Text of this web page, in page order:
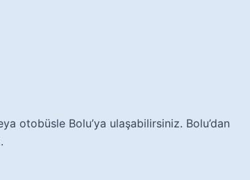
otobüsle Bolu’ya ulaşabilirsiniz. Bolu’dan